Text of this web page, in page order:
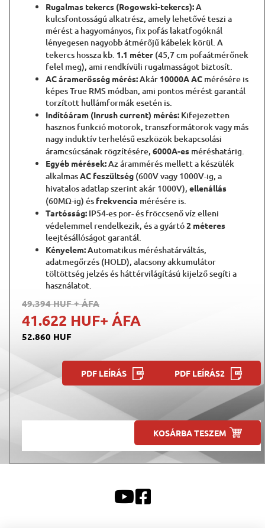
Rugalmas tekercs (Rogowski-tekercs):A
kulcsfontosságú alkatrész, amely lehetővé teszi a
mérést a hagyományos, fix pofás lakatfogóknál
lényegesen nagyobb átmérőjű kábelek körül. A
tekercs hossza kb. 1.1 méter (45,7 cm pofaátmérőnek
felel meg), ami rendkívüli rugalmasságot biztosít.
AC áramerősség mérés:Akár 10000A AC mérésére is
képes True RMS módban, ami pontos mérést garantál
torzított hullámformák esetén is.
Indítóáram (Inrush current) mérés: Kifejezetten
hasznos funkció motorok, transzformátorok vagy más
nagy induktív terhelésű eszközök bekapcsolási
áramcsúcsának rögzítésére, 6000A-es méréshatárig.
Egyéb mérések:Az árammérés mellett a készülék
alkalmas AC feszültség (600V vagy 1000V-ig, a
hivatalos adatlap szerint akár 1000V), ellenállás
(60MΩ-ig) és frekvencia mérésére is.
Tartósság: IP54-es por- és fröccsenő víz elleni
védelemmel rendelkezik, és a gyártó2 méteres
leejtésállóságot garantál.
Kényelem:Automatikus méréshatárváltás,
adatmegőrzés (HOLD), alacsony akkumulátor
töltöttség jelzés és háttérvilágítású kijelző segíti a
használatot.
49.394 HUF+ ÁFA
41.622 HUF+ ÁFA
52.860 HUF
PDF LEÍRÁS PDF LEÍRÁS2
KOSÁRBA TESZEM